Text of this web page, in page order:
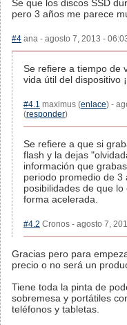
Se que los discos SSD
pero 3 años me parece
#4 ana - agosto 7, 2013 -
Se refiere a tiempo de
vida útil del dispositivo
#4.1 maximus (enlace) -
(responder)
Se refiere a que si
flash y la dejas
información que
periodo promedio de 3
posibilidades de que
forma acelerada.
#4.2 Cronos - agosto 7,
Gracias pero para
precio o no será un
Tiene toda la pinta de
sobremesa y portátiles
teléfonos y tabletas.